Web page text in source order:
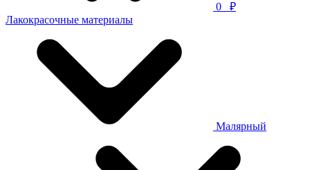
0
₽
Лакокрасочные материалы
Малярный